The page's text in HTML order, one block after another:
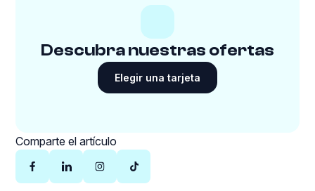
Descubra nuestras ofertas
Elegir una tarjeta
Comparte el artículo